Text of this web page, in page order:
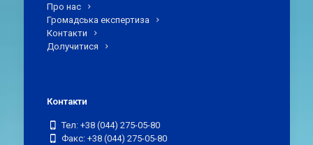
Про нас
Громадська експертиза
Контакти
Долучитися
Контакти
Тел: +38 (044) 275-05-80
Факс: +38 (044) 275-05-80